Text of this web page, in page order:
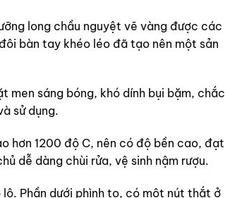
long chầu nguyệt vẽ vàng được các
bàn tay khéo léo đã tạo nên một sản
men sáng bóng, khó dính bụi bặm, chắc
sử dụng.
hơn 1200 độ C, nên có độ bền cao, đạt
dễ dàng chùi rửa, vệ sinh nậm rượu.
Phần dưới phình to, có một nút thắt ở